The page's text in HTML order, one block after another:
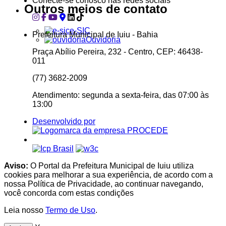
Outros meios de contato
e-SIC
Ouvidoria
Prefeitura Municipal de Iuiu - Bahia
Praça Abílio Pereira, 232 - Centro, CEP: 46438-
011
(77) 3682-2009
Atendimento: segunda a sexta-feira, das 07:00 às
13:00
Desenvolvido por
Aviso: O Portal da Prefeitura Municipal de Iuiu utiliza
cookies para melhorar a sua experiência, de acordo com a
nossa Política de Privacidade, ao continuar navegando,
você concorda com estas condições
Leia nosso Termo de Uso.